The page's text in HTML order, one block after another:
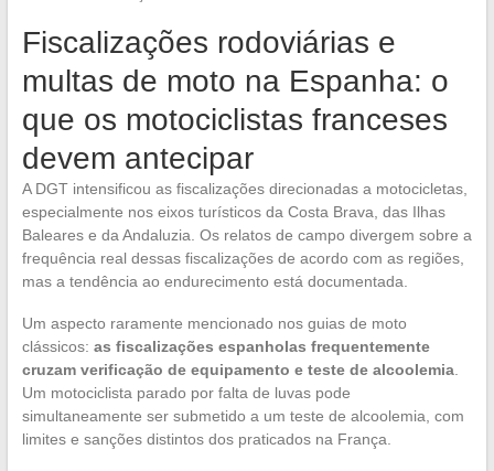
Fiscalizações rodoviárias e
multas de moto na Espanha: o
que os motociclistas franceses
devem antecipar
A DGT intensificou as fiscalizações direcionadas a motocicletas,
especialmente nos eixos turísticos da Costa Brava, das Ilhas
Baleares e da Andaluzia. Os relatos de campo divergem sobre a
frequência real dessas fiscalizações de acordo com as regiões,
mas a tendência ao endurecimento está documentada.
Um aspecto raramente mencionado nos guias de moto
clássicos: as fiscalizações espanholas frequentemente
cruzam verificação de equipamento e teste de alcoolemia.
Um motociclista parado por falta de luvas pode
simultaneamente ser submetido a um teste de alcoolemia, com
limites e sanções distintos dos praticados na França.